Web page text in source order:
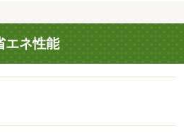
「忙しくて来店の時間が取れな
さい。まずはＬＩＮＥで条件を
を、もっと気軽に、もっとスム
入要（ハウスリーブ ハウスリ
委託料：２．２万／月額保証委
又は５．５％ ※ペット可は
エネ性能